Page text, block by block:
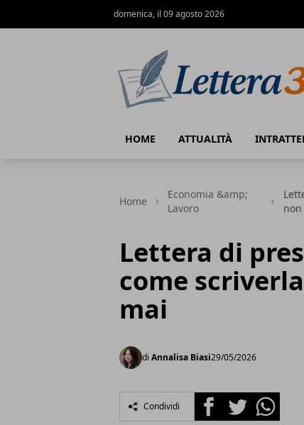
domenica, il 09 agosto 2026
HOME ATTUALITÀ
Home
Economia &amp;
Lavoro
Lettera di
come
mai
di Annalisa Biasi29/05/2026
Condividi FacebookTwitterWhatsapp